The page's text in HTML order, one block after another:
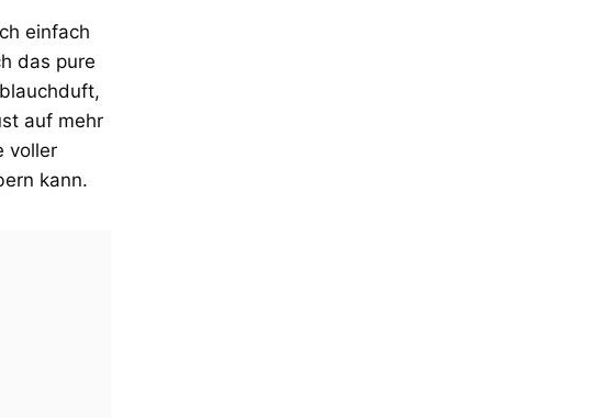
einfach
das pure
auf mehr
voller
kann.